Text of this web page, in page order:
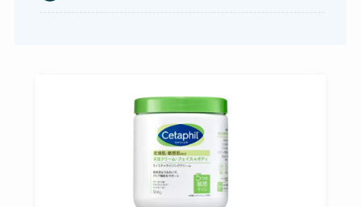
食紅はどこで買える？ダイソーやセリアなどの100